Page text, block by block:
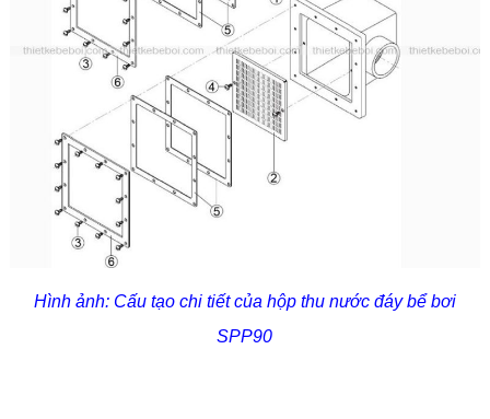
Hình ảnh: Cấu tạo chi tiết của hộp thu nước đáy bể bơi
SPP90